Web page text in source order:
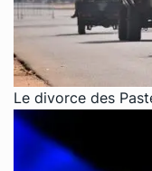
Le divorce des